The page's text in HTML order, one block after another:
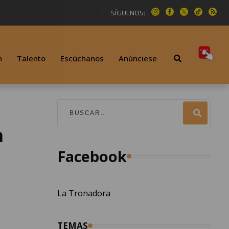
SÍGUENOS:
Talento Escúchanos Anúnciese
Facebook
La Tronadora
TEMAS